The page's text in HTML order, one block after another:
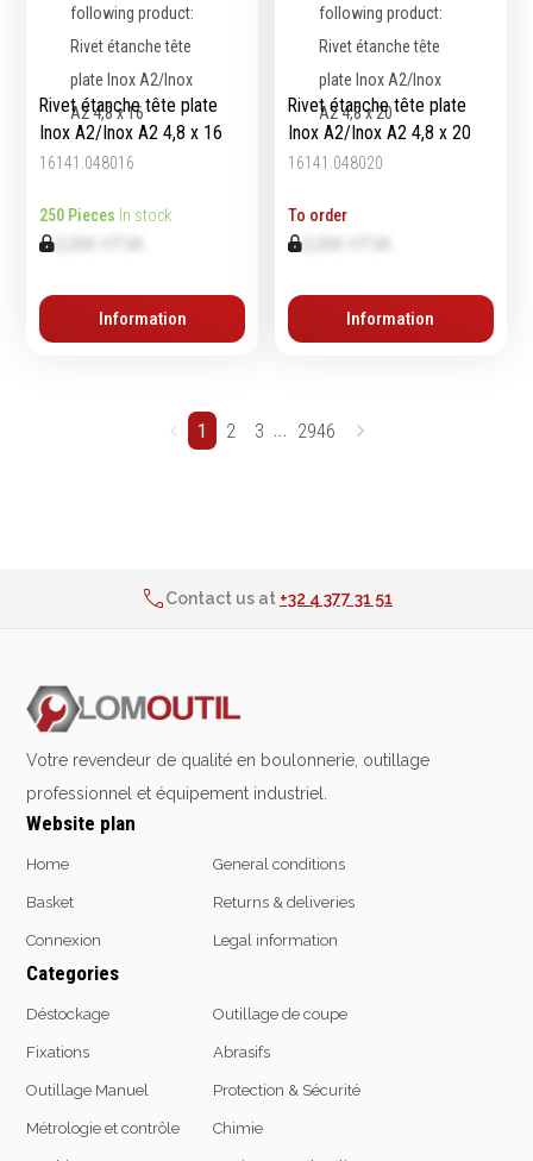
Rivet étanche tête plate
Inox A2/Inox A2 4,8 x 16
16141.048016
250 Pieces In stock
0,00€ HTVA
Information
Rivet étanche tête plate
Inox A2/Inox A2 4,8 x 20
16141.048020
To order
Information
1 2 3 ... 2946
Delivery in 24h for all articles in stock
Votre revendeur de qualité en boulonnerie, outillage
professionnel et équipement industriel.
Website plan
Home
Basket
Connexion
General conditions
Returns & deliveries
Legal information
Categories
Déstockage
Fixations
Outillage Manuel
Métrologie et contrôle
Outillage de coupe
Abrasifs
Protection & Sécurité
Chimie